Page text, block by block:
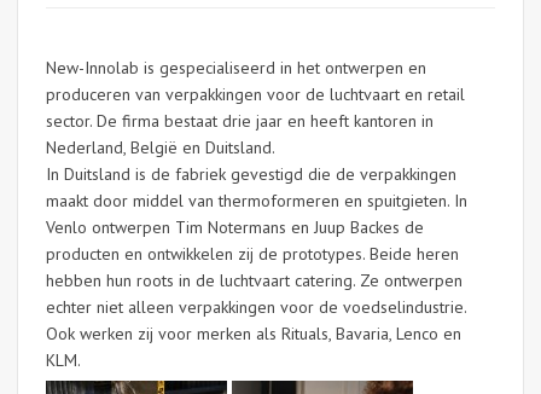
New-Innolab is gespecialiseerd in het ontwerpen en
produceren van verpakkingen voor de luchtvaart en retail
sector. De firma bestaat drie jaar en heeft kantoren in
Nederland, België en Duitsland.
In Duitsland is de fabriek gevestigd die de verpakkingen
maakt door middel van thermoformeren en spuitgieten. In
Venlo ontwerpen Tim Notermans en Juup Backes de
producten en ontwikkelen zij de prototypes. Beide heren
hebben hun roots in de luchtvaart catering. Ze ontwerpen
echter niet alleen verpakkingen voor de voedselindustrie.
Ook werken zij voor merken als Rituals, Bavaria, Lenco en
KLM.